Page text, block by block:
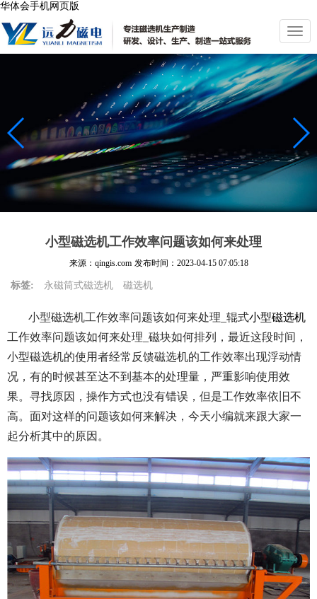
华体会手机网页版
切
换
导
航
小型磁选机工作效率问题该如何来处理
来源：qingis.com 发布时间： 2023-04-15 07:05:18
标签: 永磁筒式磁选机 磁选机
小型磁选机工作效率问题该如何来处理_辊式小型磁选机
工作效率问题该如何来处理_磁块如何排列，最近这段时间，
小型磁选机的使用者经常反馈磁选机的工作效率出现浮动情
况，有的时候甚至达不到基本的处理量，严重影响使用效
果。寻找原因，操作方式也没有错误，但是工作效率依旧不
高。面对这样的问题该如何来解决，今天小编就来跟大家一
起分析其中的原因。